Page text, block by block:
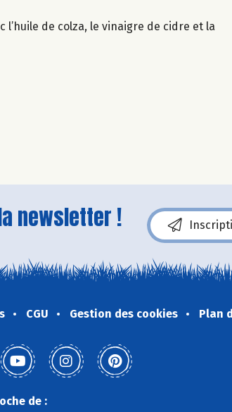
l’huile de colza, le vinaigre de cidre et la
newsletter !
CGU Gestion des cookies Plan
de :